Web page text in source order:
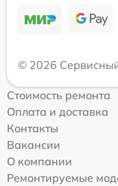
© 2026
Стоимость ремонта
Оплата и доставка
Контакты
Вакансии
О компании
Ремонтируемые